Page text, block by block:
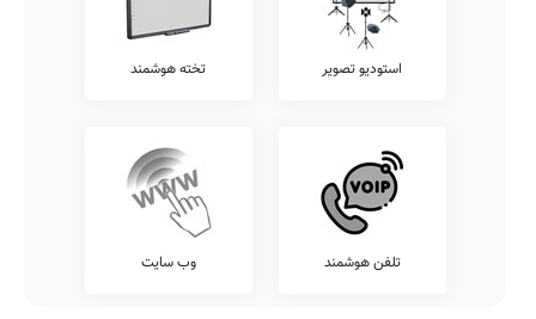
استودیو تصویر تخته هوشمند
تلفن هوشمند وب سایت